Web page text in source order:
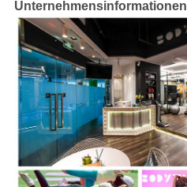
Unternehmensinformationen